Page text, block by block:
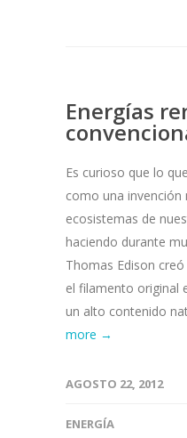
Energías
Es curioso que lo
como una invención
ecosistemas de
haciendo durante
Thomas Edison
el filamento original
un alto contenido
more →
AGOSTO 22, 2012
ENERGÍA